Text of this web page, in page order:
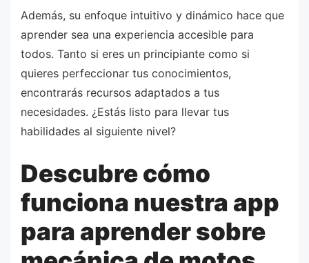
Además, su enfoque intuitivo y dinámico hace que
aprender sea una experiencia accesible para
todos. Tanto si eres un principiante como si
quieres perfeccionar tus conocimientos,
encontrarás recursos adaptados a tus
necesidades. ¿Estás listo para llevar tus
habilidades al siguiente nivel?
Descubre cómo
funciona nuestra app
para aprender sobre